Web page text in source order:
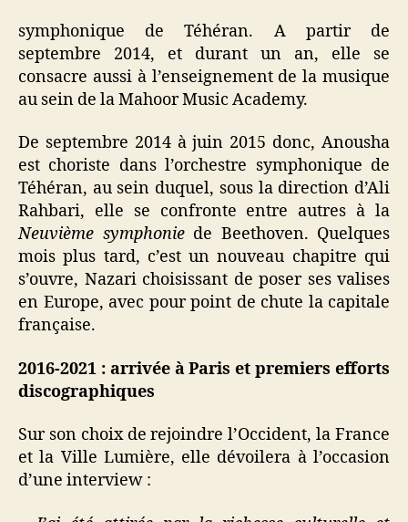
symphonique de Téhéran. A partir de
septembre 2014, et durant un an, elle se
consacre aussi à l’enseignement de la musique
au sein de la Mahoor Music Academy.
De septembre 2014 à juin 2015 donc, Anousha
est choriste dans l’orchestre symphonique de
Téhéran, au sein duquel, sous la direction d’Ali
Rahbari, elle se confronte entre autres à la
Neuvième symphoniede Beethoven. Quelques
mois plus tard, c’est un nouveau chapitre qui
s’ouvre, Nazari choisissant de poser ses valises
en Europe, avec pour point de chute la capitale
française.
2016-2021 : arrivée à Paris et premiers efforts
discographiques
Sur son choix de rejoindre l’Occident, la France
et la Ville Lumière, elle dévoilera à l’occasion
d’une interview :